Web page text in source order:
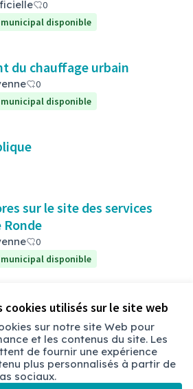
cookies utilisés sur le site web
sur notre site Web pour
et les contenus du site. Les
de fournir une expérience
plus personnalisés à partir de
sociaux.
0
municipal disponible
du chauffage urbain
0
municipal disponible
sur le site des services
0
municipal disponible